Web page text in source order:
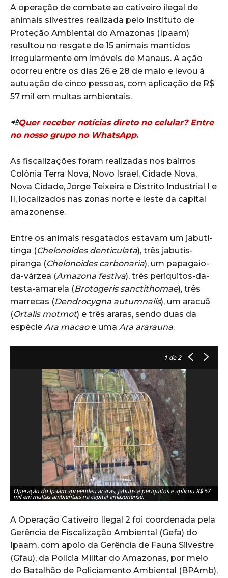
A operação de combate ao cativeiro ilegal de
animais silvestres realizada pelo Instituto de
Proteção Ambiental do Amazonas (Ipaam)
resultou no resgate de 15 animais mantidos
irregularmente em imóveis de Manaus. A ação
ocorreu entre os dias 26 e 28 de maio e levou à
autuação de cinco pessoas, com aplicação de R$
57 mil em multas ambientais.
📲Quer receber notícias direto no celular? Entre
no nosso grupo no WhatsApp.
As fiscalizações foram realizadas nos bairros
Colônia Terra Nova, Novo Israel, Cidade Nova,
Nova Cidade, Jorge Teixeira e Distrito Industrial I e
II, localizados nas zonas norte e leste da capital
amazonense.
Entre os animais resgatados estavam um jabuti-
tinga (Chelonoides denticulata), três jabutis-
piranga (Chelonoides carbonaria), um papagaio-
da-várzea (Amazona festiva), três periquitos-da-
testa-amarela (Brotogeris sanctithomae), três
marrecas (Dendrocygna autumnalis), um aracuã
(Ortalis motmot) e três araras, sendo duas da
espécie Ara macaoe uma Ara ararauna.
1 de 2
Operação do Ipaam apreendeu araras, jabutis e periquitos e aplicou R$ 57
mil em multas ambientais na capital amazonense.
A Operação Cativeiro Ilegal 2 foi coordenada pela
Gerência de Fiscalização Ambiental (Gefa) do
Ipaam, com apoio da Gerência de Fauna Silvestre
(Gfau), da Polícia Militar do Amazonas, por meio
do Batalhão de Policiamento Ambiental (BPAmb),